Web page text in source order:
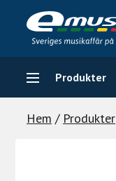
content
Produkter
Hem / Produkter